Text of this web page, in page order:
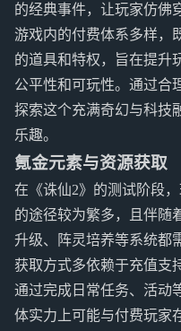
的经典事件，让玩家仿佛
游戏内的付费体系多样，
的道具和特权，旨在提升
公平性和可玩性。通过合
探索这个充满奇幻与科技
乐趣。
氪金元素与资源获取
在《诛仙2》的测试阶段
的途径较为繁多，且伴随
升级、阵灵培养等系统都
获取方式多依赖于充值支
通过完成日常任务、活动
体实力上可能与付费玩家